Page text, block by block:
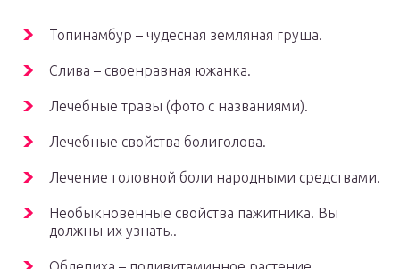
Топинамбур – чудесная земляная груша.
Слива – своенравная южанка.
Лечебные травы (фото с названиями).
Лечебные свойства болиголова.
Лечение головной боли народными средствами.
Необыкновенные свойства пажитника. Вы
должны их узнать!.